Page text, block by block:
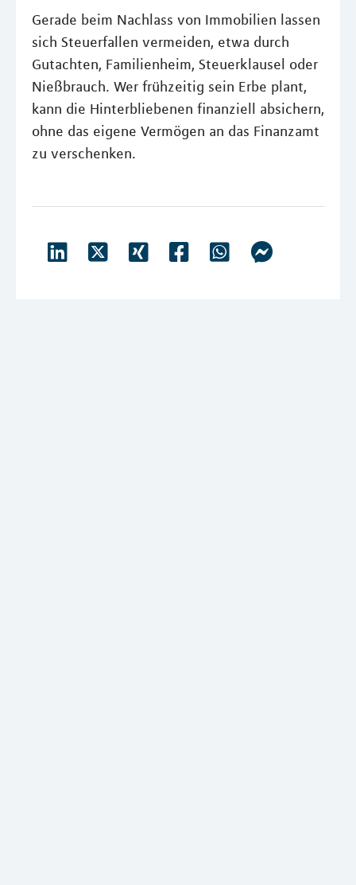
Gerade beim Nachlass von Immobilien lassen
sich Steuerfallen vermeiden, etwa durch
Gutachten, Familienheim, Steuerklausel oder
Nießbrauch. Wer frühzeitig sein Erbe plant,
kann die Hinterbliebenen finanziell absichern,
ohne das eigene Vermögen an das Finanzamt
zu verschenken.